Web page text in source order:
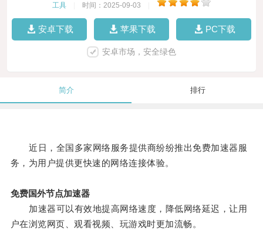
工具 时间：2025-09-03
安卓下载 苹果下载 PC下载
安卓市场，安全绿色
简介 排行
近日，全国多家网络服务提供商纷纷推出免费加速器服
务，为用户提供更快速的网络连接体验。
免费国外节点加速器
加速器可以有效地提高网络速度，降低网络延迟，让用
户在浏览网页、观看视频、玩游戏时更加流畅。